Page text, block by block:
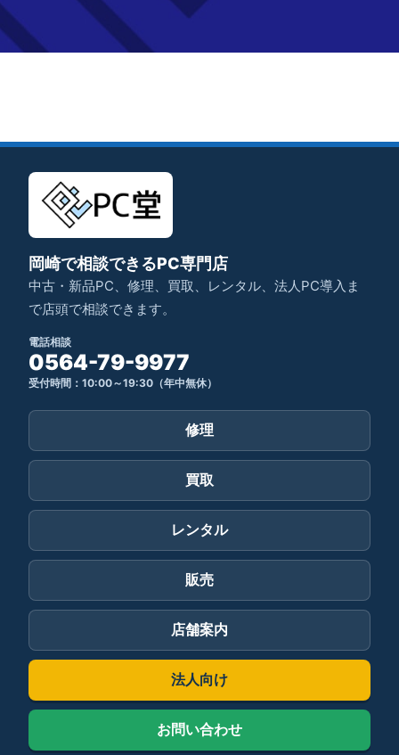
岡崎で相談できるPC専門店
中古・新品PC、修理、買取、レンタル、法人PC導入ま
で店頭で相談できます。
電話相談
0564-79-9977
受付時間：10:00～19:30（年中無休）
修理
買取
レンタル
販売
店舗案内
法人向け
お問い合わせ